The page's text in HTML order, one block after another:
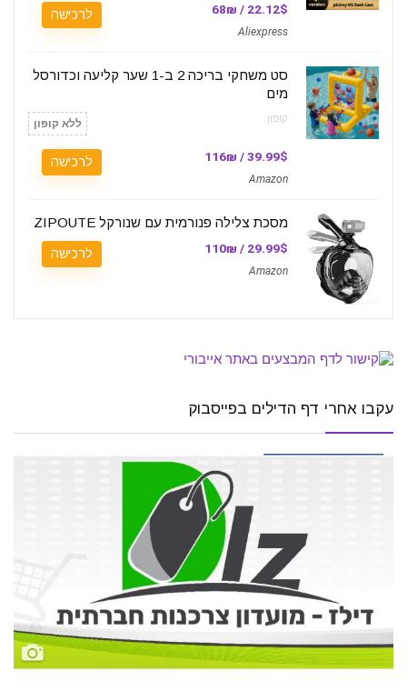
22.12$ / 68₪
Aliexpress
לרכישה
סט משחקי בריכה 2 ב-1 שער קליעה וכדורסל
מים
קופון: ללא קופון
39.99$ / 116₪
Amazon
לרכישה
מסכת צלילה פנורמית עם שנורקל ZIPOUTE
29.99$ / 110₪
Amazon
לרכישה
עקבו אחרי דף הדילים בפייסבוק